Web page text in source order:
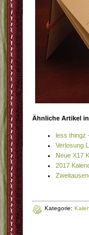
Ähnliche Artikel
less thingz
Verlosung
Neue X17
2017
Kategorie: